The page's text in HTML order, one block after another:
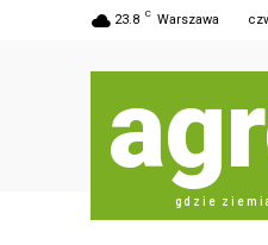
23.8 C Warszawa
gdzie